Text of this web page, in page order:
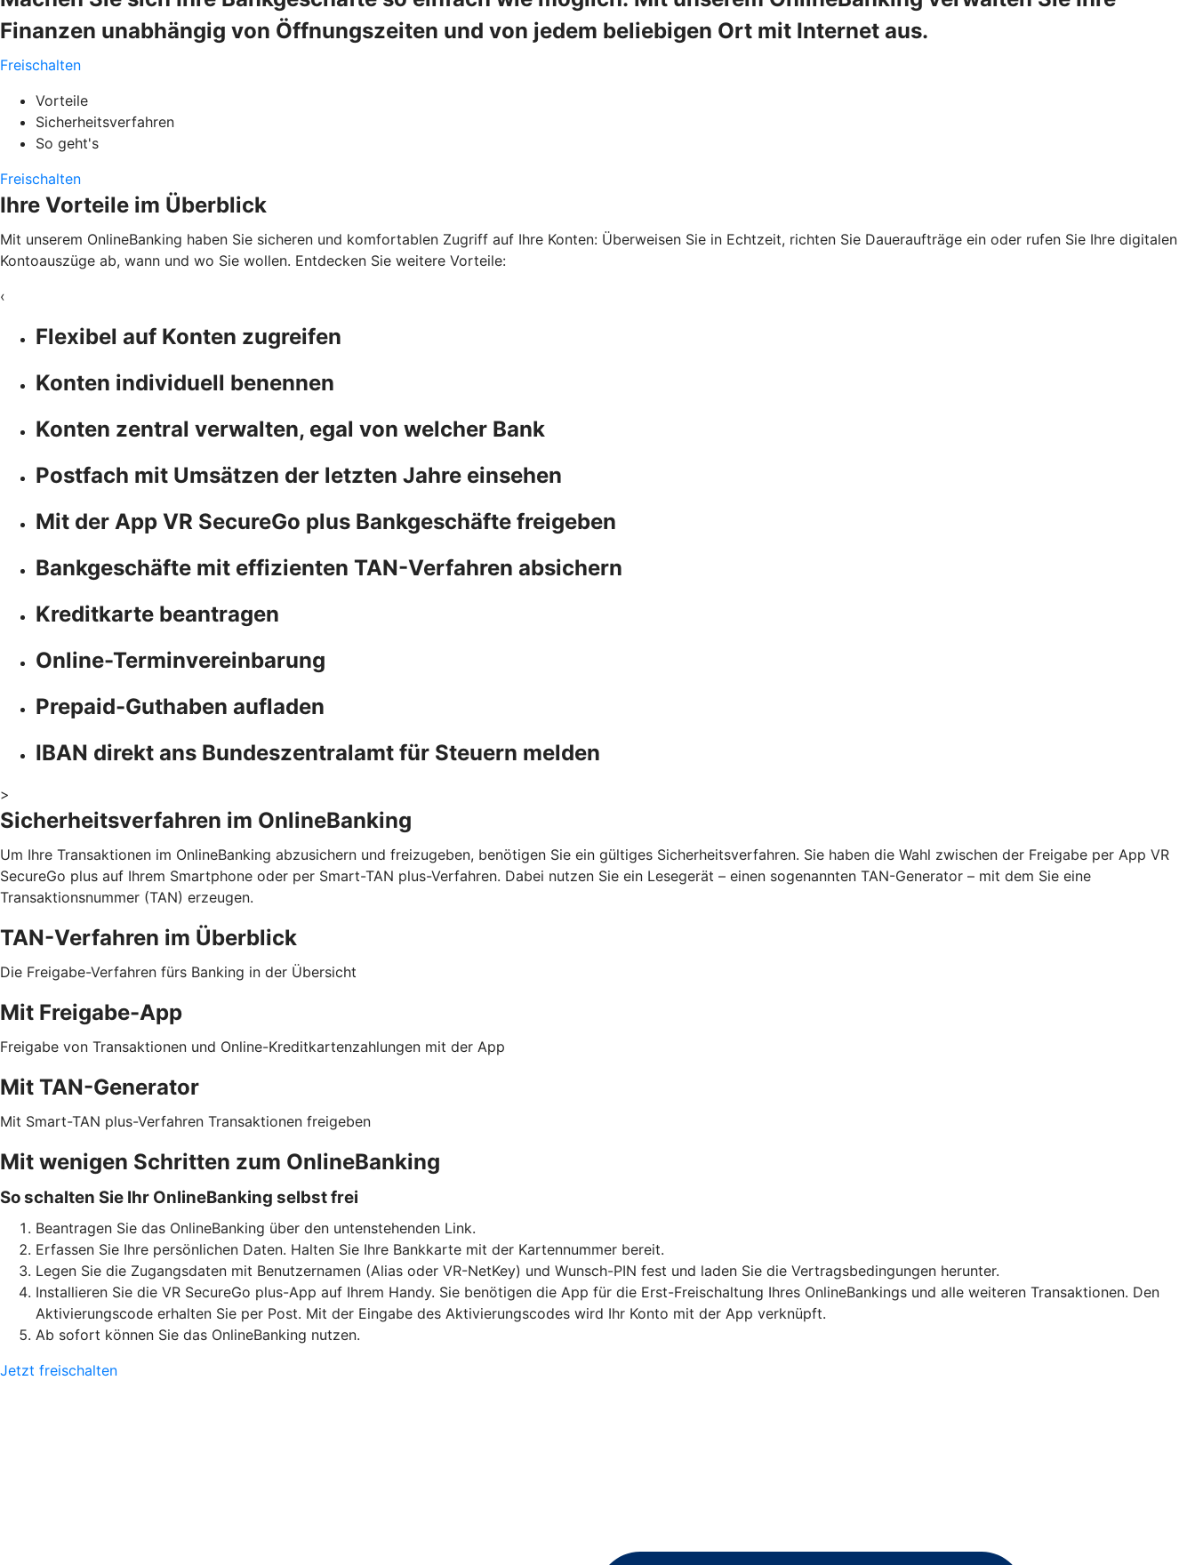
Finanzen unabhängig von Öffnungszeiten und von jedem beliebigen Ort mit Internet aus.
Freischalten
Vorteile
Sicherheitsverfahren
So geht's
Freischalten
Ihre Vorteile im Überblick
Mit unserem OnlineBanking haben Sie sicheren und komfortablen Zugriff auf Ihre Konten: Überweisen Sie in Echtzeit, richten Sie Daueraufträge ein oder rufen Sie Ihre digitalen
Kontoauszüge ab, wann und wo Sie wollen. Entdecken Sie weitere Vorteile:
‹
Flexibel auf Konten zugreifen
Konten individuell benennen
Konten zentral verwalten, egal von welcher Bank
Postfach mit Umsätzen der letzten Jahre einsehen
Mit der App VR SecureGo plus Bankgeschäfte freigeben
Bankgeschäfte mit effizienten TAN-Verfahren absichern
Kreditkarte beantragen
Online-Terminvereinbarung
Prepaid-Guthaben aufladen
IBAN direkt ans Bundeszentralamt für Steuern melden
>
Sicherheitsverfahren im OnlineBanking
Um Ihre Transaktionen im OnlineBanking abzusichern und freizugeben, benötigen Sie ein gültiges Sicherheitsverfahren. Sie haben die Wahl zwischen der Freigabe per App VR
SecureGo plus auf Ihrem Smartphone oder per Smart-TAN plus-Verfahren. Dabei nutzen Sie ein Lesegerät – einen sogenannten TAN-Generator – mit dem Sie eine
Transaktionsnummer (TAN) erzeugen.
TAN-Verfahren im Überblick
Die Freigabe-Verfahren fürs Banking in der Übersicht
Mit Freigabe-App
Freigabe von Transaktionen und Online-Kreditkartenzahlungen mit der App
Mit TAN-Generator
Mit Smart-TAN plus-Verfahren Transaktionen freigeben
Mit wenigen Schritten zum OnlineBanking
So schalten Sie Ihr OnlineBanking selbst frei
Beantragen Sie das OnlineBanking über den untenstehenden Link.
Erfassen Sie Ihre persönlichen Daten. Halten Sie Ihre Bankkarte mit der Kartennummer bereit.
Legen Sie die Zugangsdaten mit Benutzernamen (Alias oder VR-NetKey) und Wunsch-PIN fest und laden Sie die Vertragsbedingungen herunter.
Installieren Sie die VR SecureGo plus-App auf Ihrem Handy. Sie benötigen die App für die Erst-Freischaltung Ihres OnlineBankings und alle weiteren Transaktionen. Den
Aktivierungscode erhalten Sie per Post. Mit der Eingabe des Aktivierungscodes wird Ihr Konto mit der App verknüpft.
Ab sofort können Sie das OnlineBanking nutzen.
Jetzt freischalten